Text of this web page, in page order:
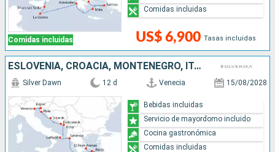
Comidas incluidas US$ 6,900 Tasas incluidas
Comidas incluidas
ESLOVENIA, CROACIA, MONTENEGRO, ITALIA, ALBANIA, GRECIA
Silver Dawn 12 d Venecia 15/08/2028
Bebidas incluidas
Servicio de mayordomo incluido
Cocina gastronómica
Comidas incluidas